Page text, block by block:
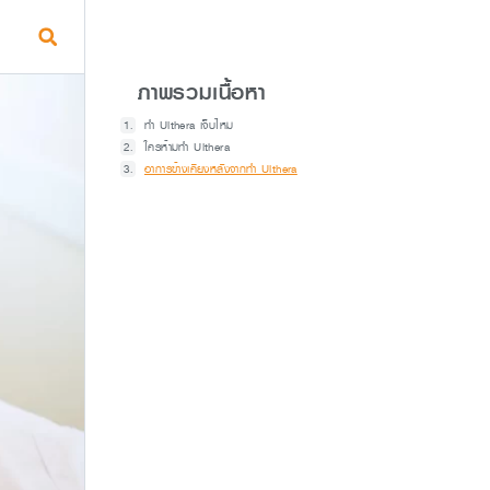
ภาพรวมเนื้อหา
ทำ Ulthera เจ็บไหม
ใครห้ามทำ Ulthera
อาการข้างเคียงหลังจากทำ Ulthera